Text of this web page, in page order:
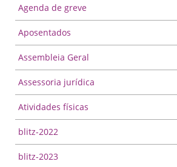
Agenda de greve
Aposentados
Assembleia Geral
Assessoria jurídica
Atividades físicas
blitz-2022
blitz-2023